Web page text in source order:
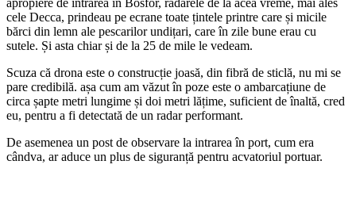
cele Decca, prindeau pe ecrane toate țintele printre care și micile
bărci din lemn ale pescarilor undițari, care în zile bune erau cu
sutele. Și asta chiar și de la 25 de mile le vedeam.
Scuza că drona este o construcție joasă, din fibră de sticlă, nu mi se
pare credibilă. așa cum am văzut în poze este o ambarcațiune de
circa șapte metri lungime și doi metri lățime, suficient de înaltă, cred
eu, pentru a fi detectată de un radar performant.
De asemenea un post de observare la intrarea în port, cum era
cândva, ar aduce un plus de siguranță pentru acvatoriul portuar.